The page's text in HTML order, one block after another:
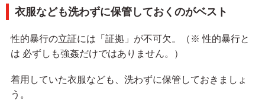
衣服なども洗わずに保管しておくのがベスト
性的暴行の立証には「証拠」が不可欠。（※ 性的暴行と
は 必ずしも強姦だけではありません。）
着用していた衣服なども、洗わずに保管しておきましょ
う。